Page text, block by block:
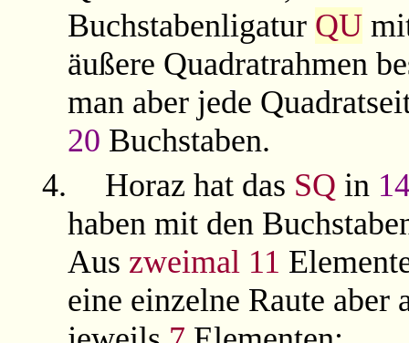
Buchstabenligatur QU
äußere Quadratrahmen
man aber jede
20 Buchstaben.
4.
Horaz hat das SQ in
haben mit den
Aus zweimal 11
eine einzelne Raute aber